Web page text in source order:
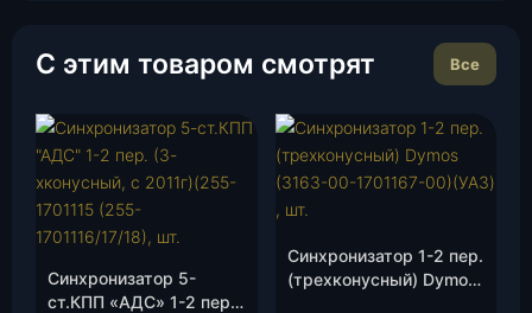
С этим товаром смотрят Все
Синхронизатор 5-
ст.КПП «АДС» 1-2 пер.
Синхронизатор 1-2 пер.
(трехконусный) Dymos